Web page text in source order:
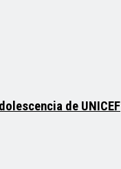
de UNICEF